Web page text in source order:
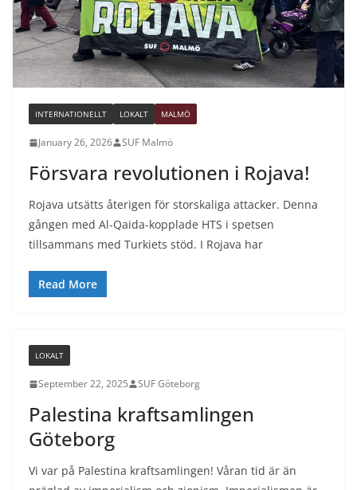
INTERNATIONELLT LOKALT MALMÖ
January 26, 2026 SUF Malmö
Försvara revolutionen i Rojava!
Rojava utsätts återigen för storskaliga attacker. Denna
gången med Al-Qaida-kopplade HTS i spetsen
tillsammans med Turkiets stöd. I Rojava har
Read More
LOKALT
September 22, 2025 SUF Göteborg
Palestina kraftsamlingen
Göteborg
Vi var på Palestina kraftsamlingen! Våran tid är än